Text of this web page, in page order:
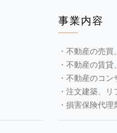
事業内容
・不動産の売買
・不動産の賃貸
・不動産のコ
・注文建築、リ
・損害保険代理